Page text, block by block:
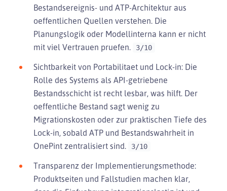
Bestandsereignis- und ATP-Architektur aus
oeffentlichen Quellen verstehen. Die
Planungslogik oder Modellinterna kann er nicht
mit viel Vertrauen pruefen.
3/10
Sichtbarkeit von Portabilitaet und Lock-in: Die
Rolle des Systems als API-getriebene
Bestandsschicht ist recht lesbar, was hilft. Der
oeffentliche Bestand sagt wenig zu
Migrationskosten oder zur praktischen Tiefe des
Lock-in, sobald ATP und Bestandswahrheit in
OnePint zentralisiert sind.
3/10
Transparenz der Implementierungsmethode:
Produktseiten und Fallstudien machen klar,